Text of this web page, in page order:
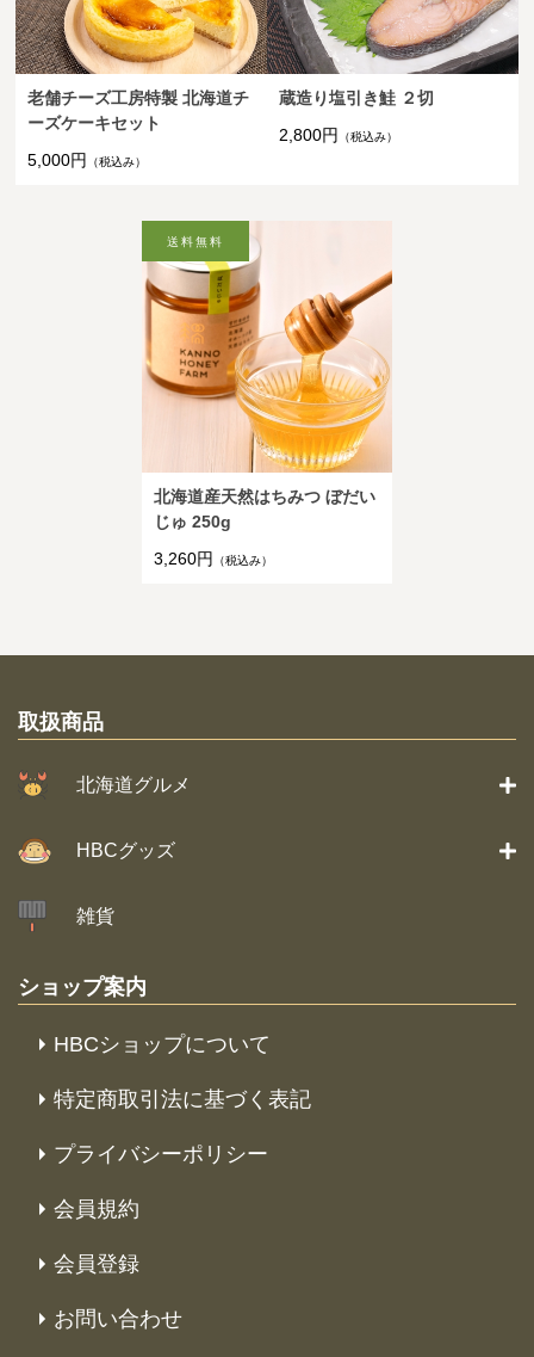
老舗チーズ工房特製 北海道チ
ーズケーキセット
5,000円
（税込み）
蔵造り塩引き鮭 ２切
2,800円
（税込み）
北海道産天然はちみつ ぼだい
じゅ 250g
3,260円
（税込み）
取扱商品
北海道グルメ
HBCグッズ
雑貨
ショップ案内
HBCショップについて
特定商取引法に基づく表記
プライバシーポリシー
会員規約
会員登録
お問い合わせ